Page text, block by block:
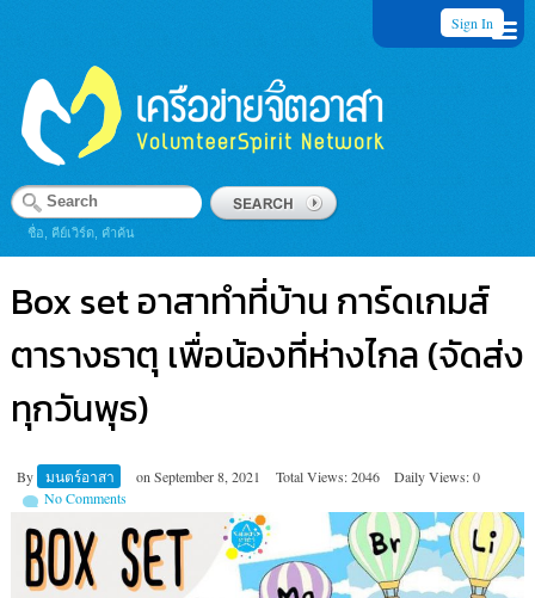
Sign In
ชื่อ, คีย์เวิร์ด, คำค้น
Box set อาสาทำที่บ้าน การ์ดเกมส์
ตารางธาตุ เพื่อน้องที่ห่างไกล (จัดส่ง
ทุกวันพุธ)
By มนตร์อาสา on September 8, 2021 Total Views: 2046
Daily Views: 0
No Comments